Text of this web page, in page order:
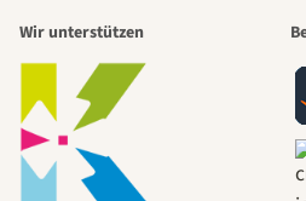
Wir unterstützen